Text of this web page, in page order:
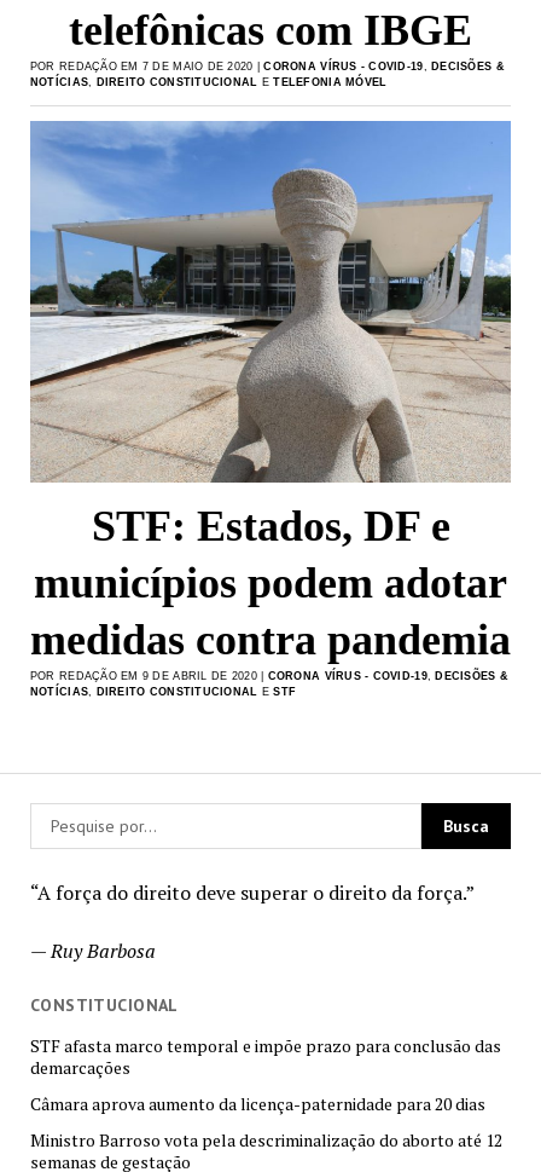
“A força do direito deve superar o direito da força.”
—Ruy Barbosa
CONSTITUCIONAL
STF afasta marco temporal e impõe prazo para conclusão das
demarcações
Câmara aprova aumento da licença-paternidade para 20 dias
Ministro Barroso vota pela descriminalização do aborto até 12
semanas de gestação
telefônicas com IBGE
POR REDAÇÃO EM 7 DE MAIO DE 2020 |CORONA VÍRUS - COVID-19, DECISÕES &
NOTÍCIAS, DIREITO CONSTITUCIONAL ETELEFONIA MÓVEL
STF: Estados, DF e
municípios podem adotar
medidas contra pandemia
POR REDAÇÃO EM 9 DE ABRIL DE 2020 | CORONA VÍRUS - COVID-19, DECISÕES &
NOTÍCIAS, DIREITO CONSTITUCIONAL ESTF